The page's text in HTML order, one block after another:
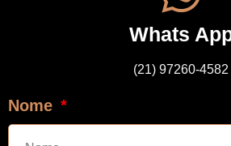
Whats
(21) 97260-4582
Nome